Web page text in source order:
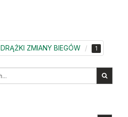
DRĄŻKI ZMIANY BIEGÓW 1